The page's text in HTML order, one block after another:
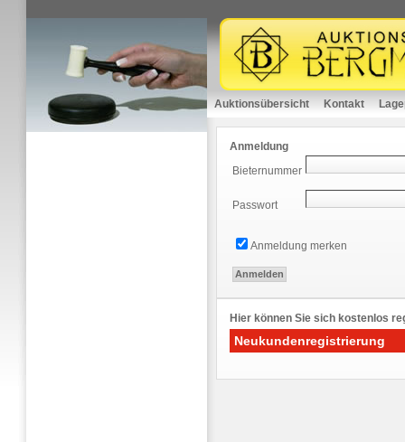
Auktionsübersicht Kontakt
Anmeldung
Bieternummer
Passwort
Anmeldung merken
Hier können Sie sich kostenlos
Neukundenregistrierung